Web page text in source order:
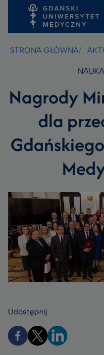
Przejdź
do
treści
Przejdź
do
wyszukiwarki
Przejdź
do
stopki
STRONA GŁÓWNA
NAUKA
Nagrody
dla
Udostępnij